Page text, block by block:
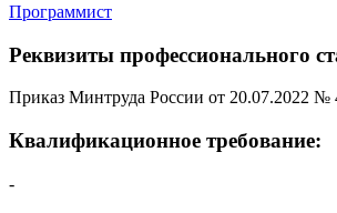
Программист
Реквизиты профессионального
Приказ Минтруда России от 20.07.2022 №
Квалификационное требование:
-